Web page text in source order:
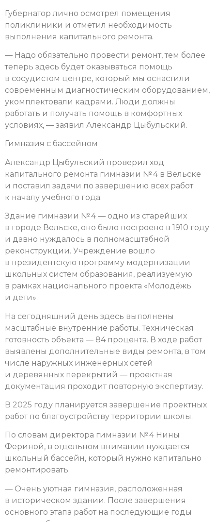
Губернатор лично осмотрел помещения
поликлиники и отметил необходимость
выполнения капитального ремонта.
— Надо обязательно провести ремонт, тем более
теперь здесь будет оказываться помощь
в сосудистом центре, который мы оснастили
современным диагностическим оборудованием,
укомплектовали кадрами. Люди должны
работать и получать помощь в комфортных
условиях, — заявил Александр Цыбульский.
Гимназия с бассейном
Александр Цыбульский проверил ход
капитального ремонта гимназии № 4 в Вельске
и поставил задачи по завершению всех работ
к началу учебного года.
Здание гимназии № 4 — одно из старейших
в городе Вельске, оно было построено в 1910 году
и давно нуждалось в полномасштабной
реконструкции. Учреждение вошло
в президентскую программу модернизации
школьных систем образования, реализуемую
в рамках национального проекта «Молодёжь
и дети».
На сегодняшний день здесь выполнены
масштабные внутренние работы. Техническая
готовность объекта — 84 процента. В ходе работ
выявлены дополнительные виды ремонта, в том
числе наружных инженерных сетей
и деревянных перекрытий — проектная
документация проходит повторную экспертизу.
В 2025 году планируется завершение проектных
работ по благоустройст­ву территории школы.
По словам директора гимназии № 4 Нины
Фериной, в отдельном внимании нуждается
школьный бассейн, который нужно капитально
ремонтировать.
— Очень уютная гимназия, расположенная
в историческом здании. После завершения
основного этапа работ на последующие годы